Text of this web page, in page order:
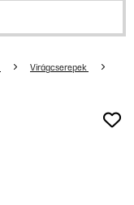
Virágcserepek